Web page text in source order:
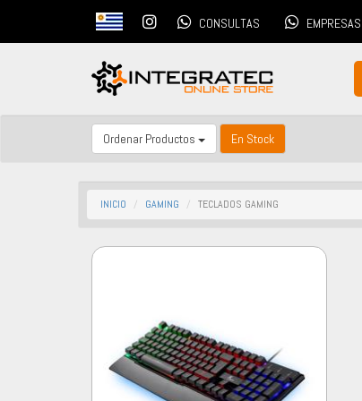
CONSULTAS EMPRESAS
Ordenar Productos En Stock
INICIO GAMING TECLADOS GAMING